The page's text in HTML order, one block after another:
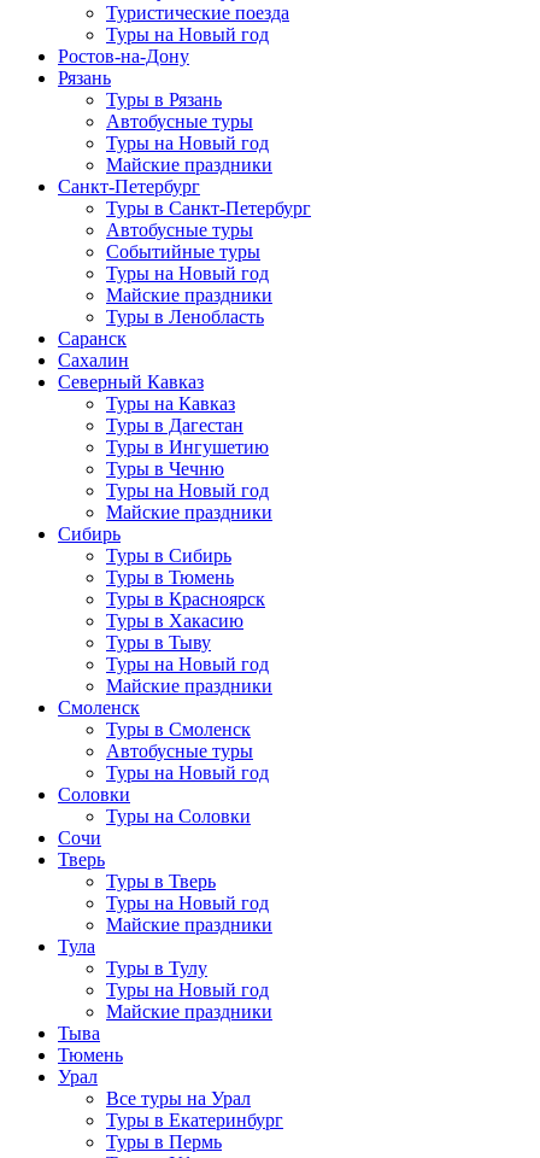
Туристические поезда
Туры на Новый год
Ростов-на-Дону
Рязань
Туры в Рязань
Автобусные туры
Туры на Новый год
Майские праздники
Санкт-Петербург
Туры в Санкт-Петербург
Автобусные туры
Событийные туры
Туры на Новый год
Майские праздники
Туры в Ленобласть
Саранск
Сахалин
Северный Кавказ
Туры на Кавказ
Туры в Дагестан
Туры в Ингушетию
Туры в Чечню
Туры на Новый год
Майские праздники
Сибирь
Туры в Сибирь
Туры в Тюмень
Туры в Красноярск
Туры в Хакасию
Туры в Тыву
Туры на Новый год
Майские праздники
Смоленск
Туры в Смоленск
Автобусные туры
Туры на Новый год
Соловки
Туры на Соловки
Сочи
Тверь
Туры в Тверь
Туры на Новый год
Майские праздники
Тула
Туры в Тулу
Туры на Новый год
Майские праздники
Тыва
Тюмень
Урал
Все туры на Урал
Туры в Екатеринбург
Туры в Пермь